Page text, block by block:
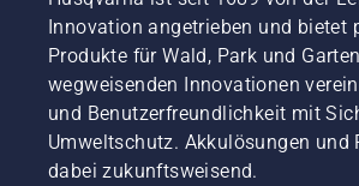
Innovation angetrieben und bietet
Produkte für Wald, Park und
wegweisenden Innovationen
und Benutzerfreundlichkeit mit
Umweltschutz. Akkulösungen und
dabei zukunftsweisend.